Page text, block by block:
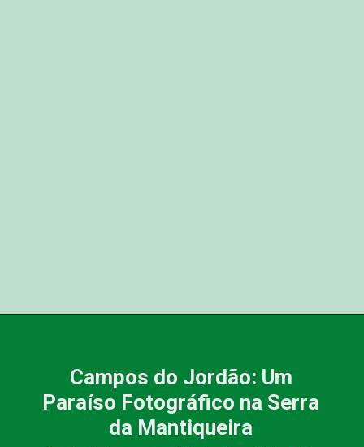
Campos do Jordão: Um
Paraíso Fotográfico na Serra
da Mantiqueira